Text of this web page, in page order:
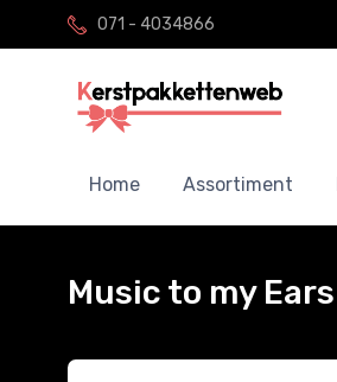
071 - 4034866
Home Assortiment
Music to my Ears